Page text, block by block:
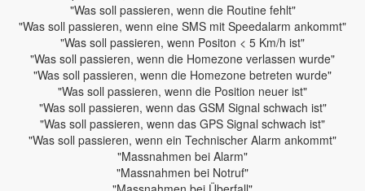
"Was soll passieren, wenn die Routine fehlt"
"Was soll passieren, wenn eine SMS mit Speedalarm ankommt"
"Was soll passieren, wenn Positon < 5 Km/h ist"
"Was soll passieren, wenn die Homezone verlassen wurde"
"Was soll passieren, wenn die Homezone betreten wurde"
"Was soll passieren, wenn die Position neuer ist"
"Was soll passieren, wenn das GSM Signal schwach ist"
"Was soll passieren, wenn das GPS Signal schwach ist"
"Was soll passieren, wenn ein Technischer Alarm ankommt"
"Massnahmen bei Alarm"
"Massnahmen bei Notruf"